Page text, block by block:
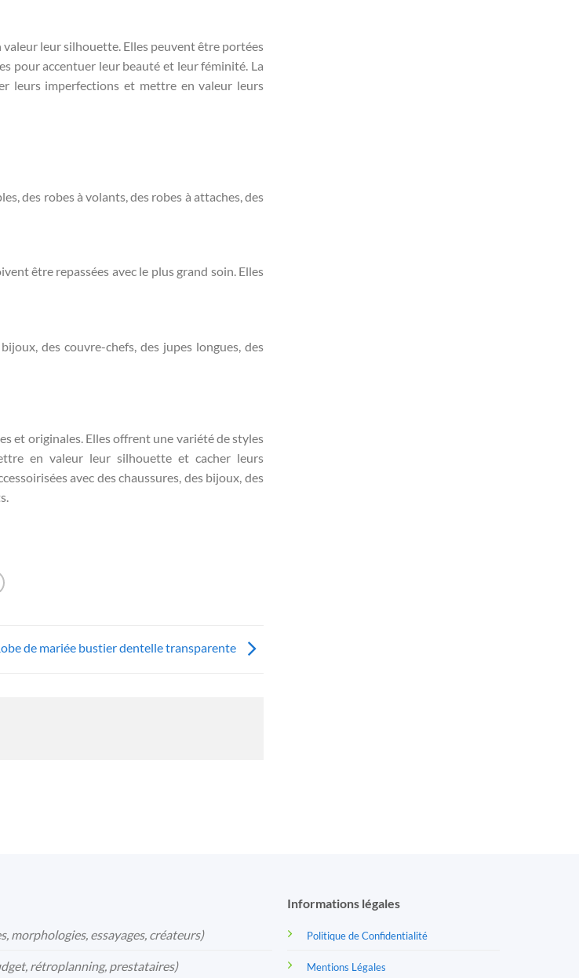
leur silhouette. Elles peuvent être portées
pour accentuer leur beauté et leur féminité. La
leurs imperfections et mettre en valeur leurs
des robes à volants, des robes à attaches, des
être repassées avec le plus grand soin. Elles
des couvre-chefs, des jupes longues, des
et originales. Elles offrent une variété de styles
en valeur leur silhouette et cacher leurs
avec des chaussures, des bijoux, des
de mariée bustier dentelle transparente
morphologies, essayages, créateurs)
rétroplanning, prestataires)
Informations légales
Politique de Confidentialité
Mentions Légales